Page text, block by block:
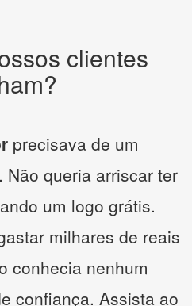
clientes
precisava de um
queria arriscar ter
um logo grátis.
milhares de reais
conhecia nenhum
confiança. Assista ao